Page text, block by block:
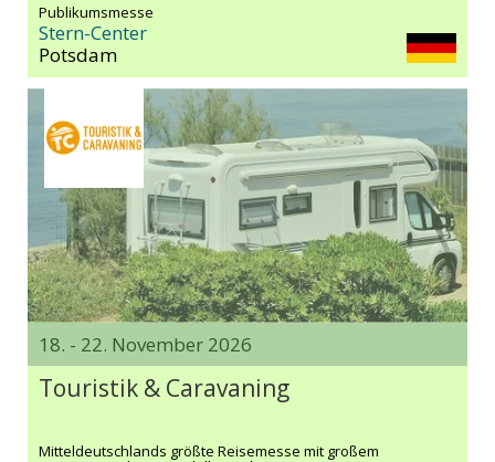
Publikumsmesse
Stern-Center
Potsdam
18. - 22. November 2026
Touristik & Caravaning
Mitteldeutschlands größte Reisemesse mit großem